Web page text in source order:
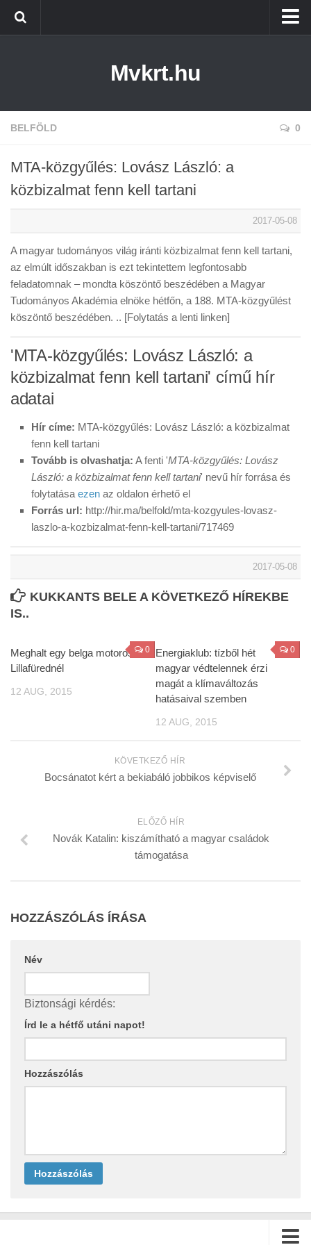
Tiszaújváros
Kazincbarcika
Mvkrt.hu
BELFÖLD 0
MTA-közgyűlés: Lovász László: a
közbizalmat fenn kell tartani
2017-05-08
A magyar tudományos világ iránti közbizalmat fenn kell tartani,
az elmúlt időszakban is ezt tekintettem legfontosabb
feladatomnak – mondta köszöntő beszédében a Magyar
Tudományos Akadémia elnöke hétfőn, a 188. MTA-közgyűlést
köszöntő beszédében. .. [Folytatás a lenti linken]
'MTA-közgyűlés: Lovász László: a
közbizalmat fenn kell tartani' című hír
adatai
Hír címe: MTA-közgyűlés: Lovász László: a közbizalmat
fenn kell tartani
Tovább is olvashatja: A fenti 'MTA-közgyűlés: Lovász
László: a közbizalmat fenn kell tartani' nevű hír forrása és
folytatása ezen az oldalon érhető el
Forrás url: http://hir.ma/belfold/mta-kozgyules-lovasz-
laszlo-a-kozbizalmat-fenn-kell-tartani/717469
2017-05-08
KUKKANTS BELE A KÖVETKEZŐ HÍREKBE
IS..
0
Meghalt egy belga motoros
Lillafürednél
12 AUG, 2015
0
Energiaklub: tízből hét
magyar védtelennek érzi
magát a klímaváltozás
hatásaival szemben
12 AUG, 2015
KÖVETKEZŐ HÍR
Bocsánatot kért a bekiabáló jobbikos képviselő
ELŐZŐ HÍR
Novák Katalin: kiszámítható a magyar családok
támogatása
HOZZÁSZÓLÁS ÍRÁSA
Név
Biztonsági kérdés:
Írd le a hétfő utáni napot!
Hozzászólás